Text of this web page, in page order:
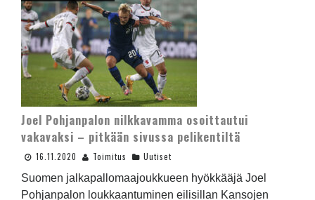
Joel Pohjanpalon nilkkavamma osoittautui
vakavaksi – pitkään sivussa pelikentiltä
16.11.2020 Toimitus Uutiset
Suomen jalkapallomaajoukkueen hyökkääjä Joel
Pohjanpalon loukkaantuminen eilisillan Kansojen